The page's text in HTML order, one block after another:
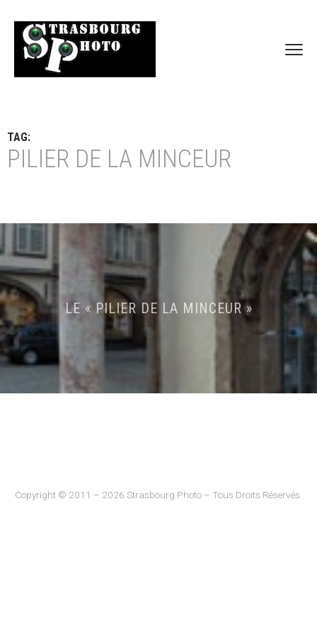
TAG:
PILIER DE LA MINCEUR
LE « PILIER DE LA MINCEUR »
Copyright © 2011 – 2026 Strasbourg Photo – Tous Droits Réservés.